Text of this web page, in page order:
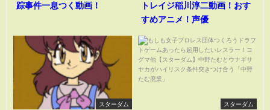
踪事件一息つく動画！
トレイジ稲川淳二動画！おす
すめアニメ！声優
スターダム スターダム